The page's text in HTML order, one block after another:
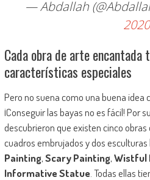
— Abdallah
2020
Cada obra de arte encantada
características especiales
Pero no suena como una buena idea
¡Conseguir las bayas no es fácil! Por
descubrieron que existen cinco
cuadros embrujados y dos esculturas
Painting,Scary Painting,Wistful
Informative Statue. Todas ellas